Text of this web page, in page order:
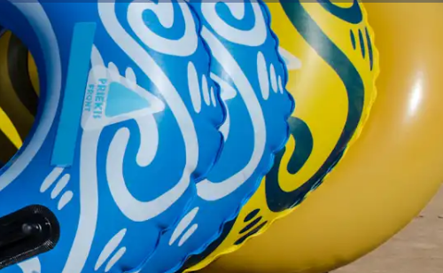
Water World
Ausflüge und Tagestouren Extras
Sortieren nach: